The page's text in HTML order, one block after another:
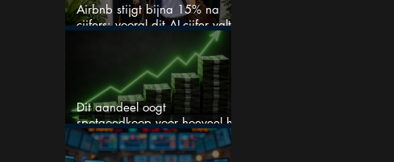
Airbnb stijgt bijna 15% na
cijfers: vooral dit AI-cijfer valt
Dit aandeel oogt
spotgoedkoop voor hoeveel het
kan stijgen